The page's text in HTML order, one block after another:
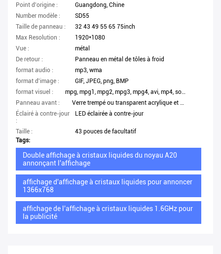
Point d'origine :
Guangdong, Chine
Number modèle :
SD55
Taille de panneau :
32 43 49 55 65 75inch
Max Resolution :
1920*1080
Vue :
métal
De retour :
Panneau en métal de tôles à froid
format audio :
mp3, wma
format d'image :
GIF, JPEG, png, BMP
format visuel :
mpg, mpg1, mpg2, mpg3, mpg4, avi, mp4, solides totaux, mkv, wmv
Panneau avant :
Verre trempé ou transparent acrylique et haut
Éclairé à contre-jour
:
LED éclairée à contre-jour
Taille :
43 pouces de facultatif
Tags:
Double affichage à cristaux liquides du noyau A20
annonçant l'affichage
affichage d'affichage à cristaux liquides pour annoncer
1366x768
affichage de l'affichage à cristaux liquides 1.6GHz pour
la publicité